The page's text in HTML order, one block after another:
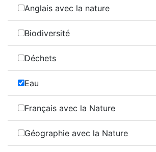
Anglais avec la nature
Biodiversité
Déchets
Eau
Français avec la Nature
Géographie avec la Nature